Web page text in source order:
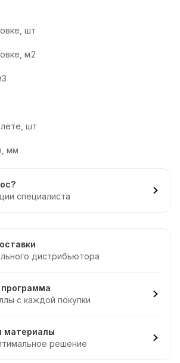
шт
м2
шт
мм
специалиста
дистрибьютора
с каждой покупки
материалы
решение